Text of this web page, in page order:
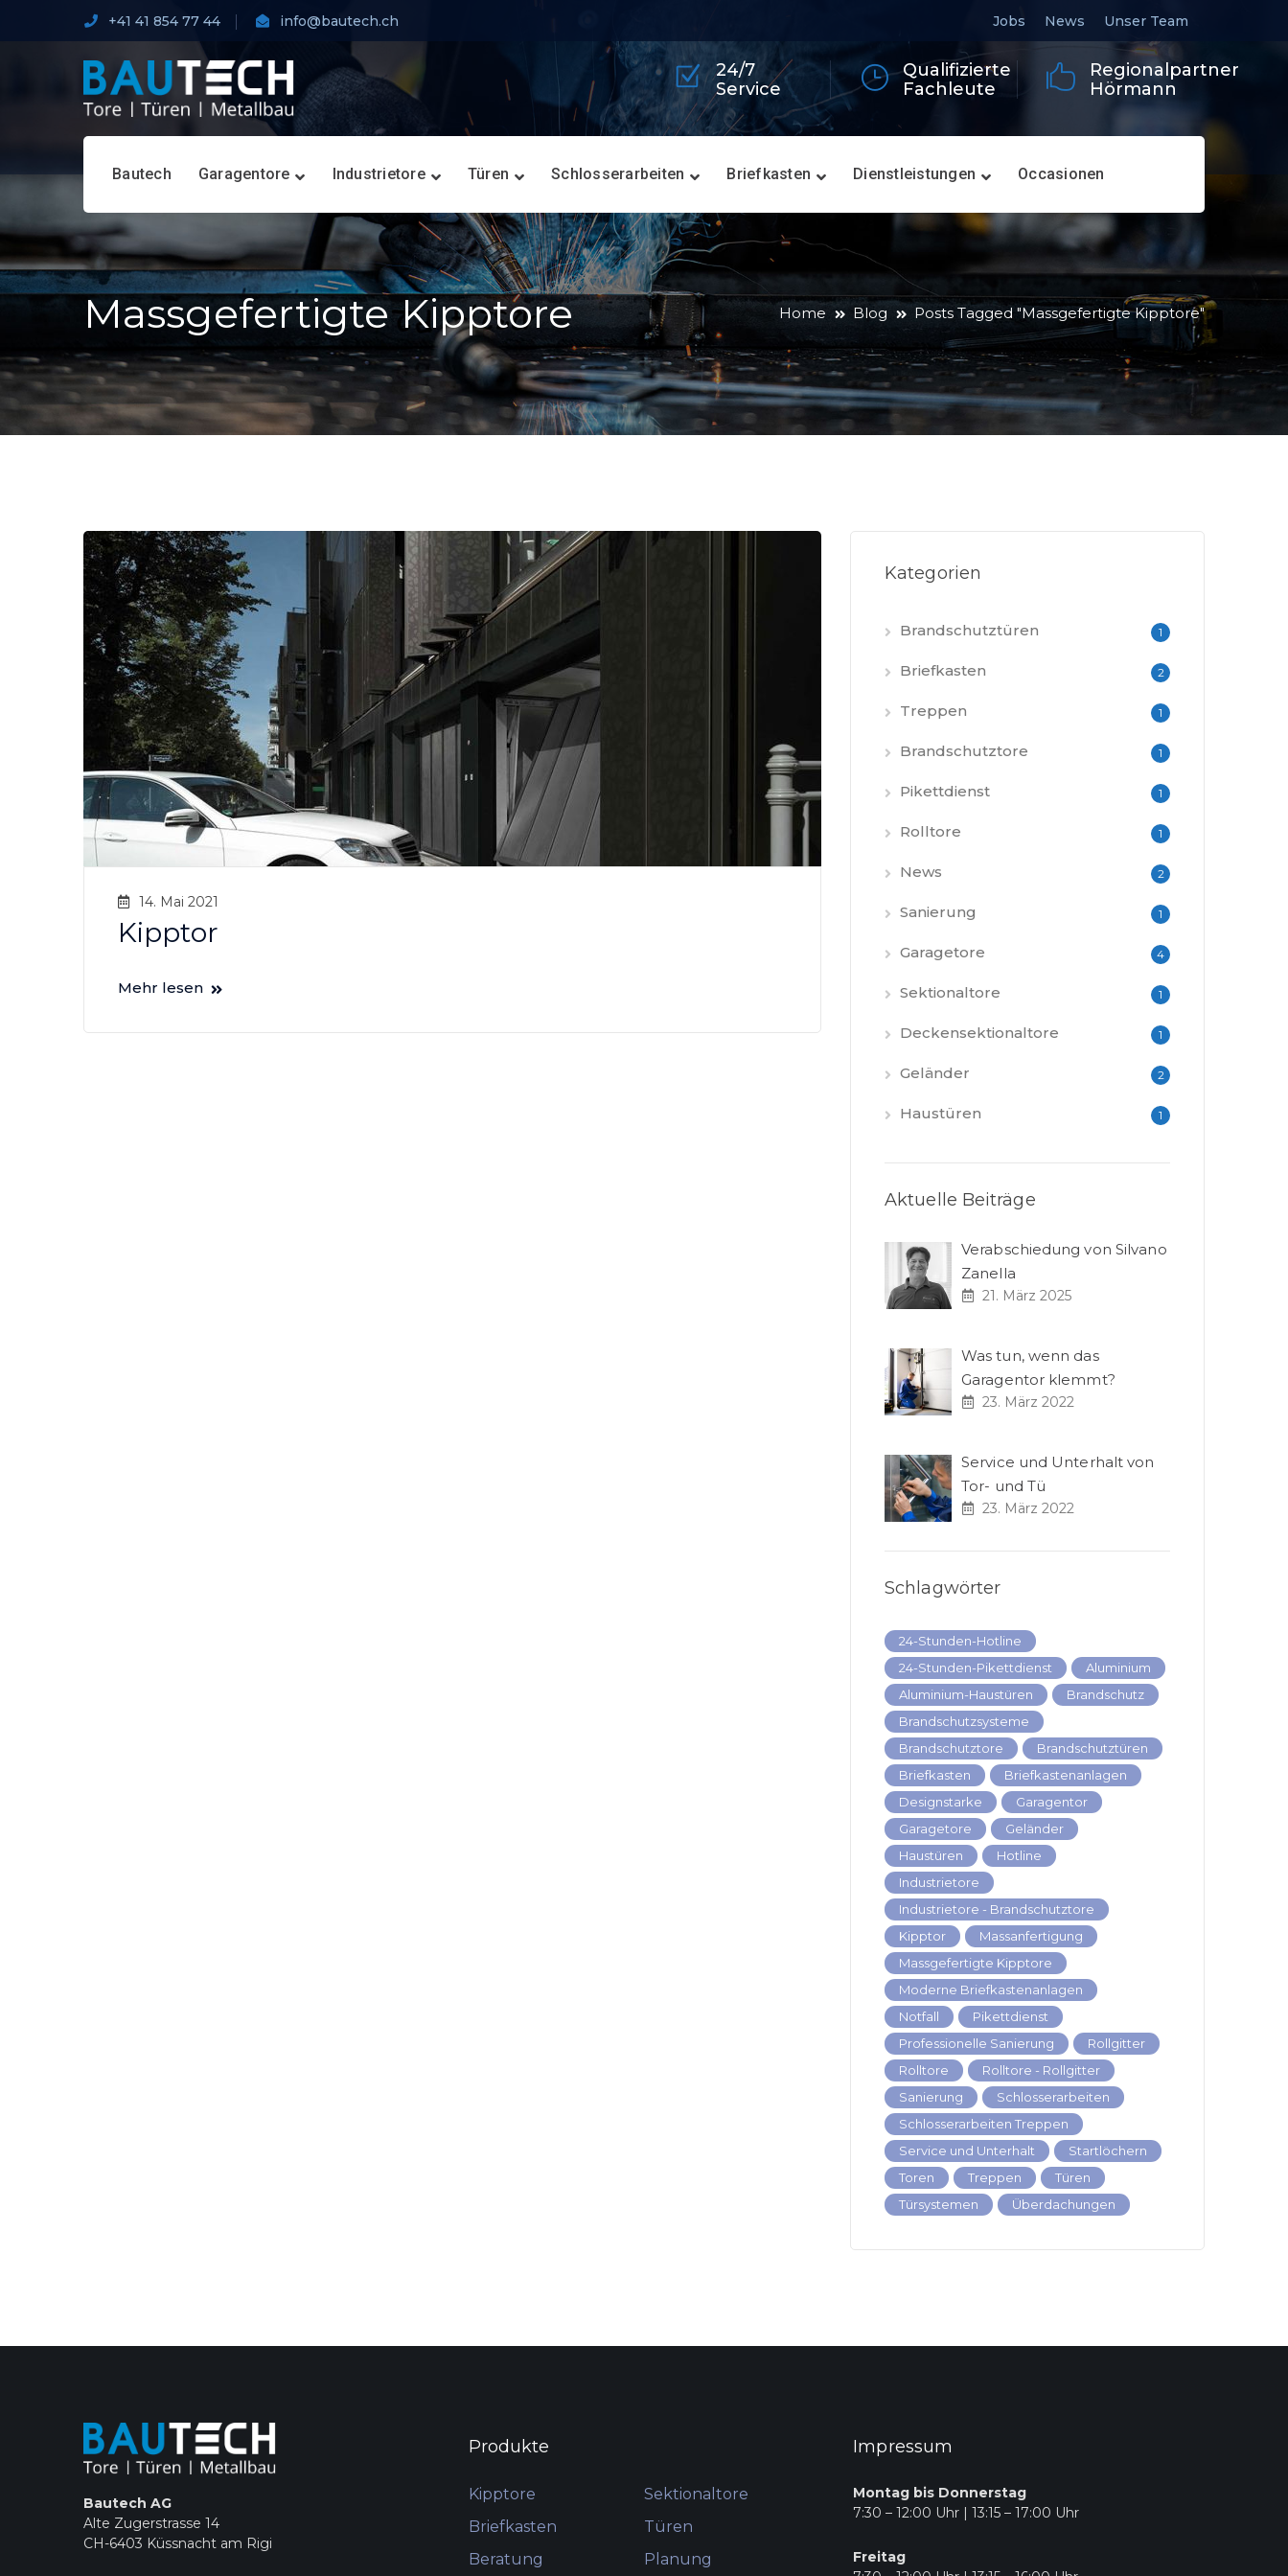
+41 41 854 77 44 info@bautech.ch Jobs News Unser Team
24/7
Service
Qualifizierte
Fachleute
Regionalpartner
Hörmann
Bautech Garagentore Industrietore Türen Schlosserarbeiten Briefkasten Dienstleistungen Occasionen
Massgefertigte Kipptore Home Blog Posts Tagged "Massgefertigte Kipptore"
14. Mai 2021
Kipptor
Mehr lesen
Kategorien
Brandschutztüren 1
Briefkasten 2
Treppen 1
Brandschutztore 1
Pikettdienst 1
Rolltore 1
News 2
Sanierung 1
Garagetore 4
Sektionaltore 1
Deckensektionaltore 1
Geländer 2
Haustüren 1
Aktuelle Beiträge
Verabschiedung von Silvano
Zanella
21. März 2025
Was tun, wenn das
Garagentor klemmt?
23. März 2022
Service und Unterhalt von
Tor- und Tü
23. März 2022
Schlagwörter
24-Stunden-Hotline
24-Stunden-Pikettdienst
Aluminium
Aluminium-Haustüren
Brandschutz
Brandschutzsysteme
Brandschutztore
Brandschutztüren
Briefkasten
Briefkastenanlagen
Designstarke
Garagentor
Garagetore
Geländer
Haustüren
Hotline
Industrietore
Industrietore - Brandschutztore
Kipptor
Massanfertigung
Massgefertigte Kipptore
Moderne Briefkastenanlagen
Notfall
Pikettdienst
Professionelle Sanierung
Rollgitter
Rolltore
Rolltore - Rollgitter
Sanierung
Schlosserarbeiten
Schlosserarbeiten Treppen
Service und Unterhalt
Startlöchern
Toren
Treppen
Türen
Türsystemen
Überdachungen
Bautech AG
Alte Zugerstrasse 14
CH-6403 Küssnacht am Rigi
Produkte
Kipptore
Sektionaltore
Briefkasten
Türen
Beratung
Planung
Impressum
Montag bis Donnerstag
7:30 – 12:00 Uhr | 13:15 – 17:00 Uhr
Freitag